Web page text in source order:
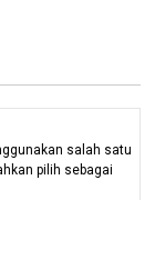
salah satu
pilih sebagai